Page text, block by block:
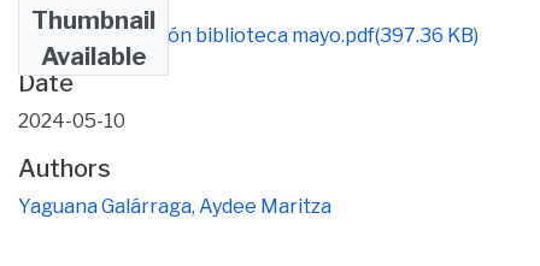
Thumbnail
Available
Trabajo_Titulación biblioteca mayo.pdf(397.36 KB)
Date
2024-05-10
Authors
Yaguana Galárraga, Aydee Maritza